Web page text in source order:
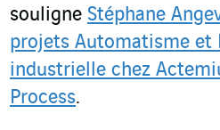
souligne Stéphane
projets Automatisme et
industrielle chez
Process.